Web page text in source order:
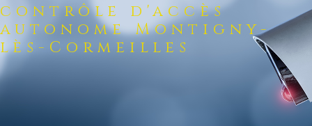
contrôle d'accès
autonome Montigny-
lès-Cormeilles